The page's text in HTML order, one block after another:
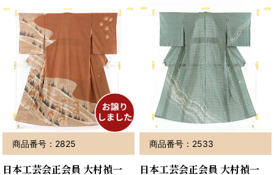
商品番号：2825
日本工芸会正会員 大村禎一
商品番号：2533
日本工芸会正会員 大村禎一